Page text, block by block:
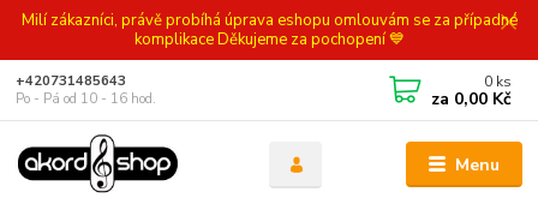
Milí zákazníci, právě probíhá úprava eshopu omlouvám se za případné
komplikace Děkujeme za pochopení 💙
Menu
+420731485643
Po - Pá od 10 - 16 hod.
0 ks
za 0,00 Kč